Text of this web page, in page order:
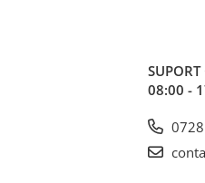
08:00 -